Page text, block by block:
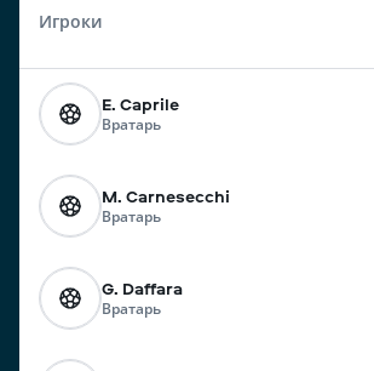
Игроки
E. Caprile
Вратарь
M. Carnesecchi
Вратарь
G. Daffara
Вратарь